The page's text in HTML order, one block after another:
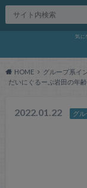
気に
HOME
グループ系イ
だいにぐるーぷ岩田の年
2022.01.22 グ